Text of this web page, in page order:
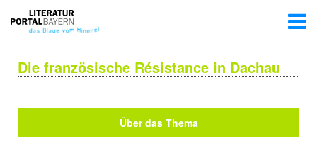
Die französische Résistance in Dachau
Über das Thema